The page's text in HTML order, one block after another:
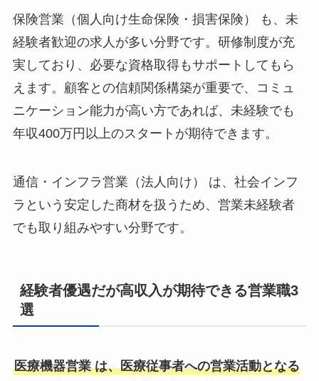
保険営業（個人向け生命保険・損害保険） も、未
経験者歓迎の求人が多い分野です。研修制度が充
実しており、必要な資格取得もサポートしてもら
えます。顧客との信頼関係構築が重要で、コミュ
ニケーション能力が高い方であれば、未経験でも
年収400万円以上のスタートが期待できます。
通信・インフラ営業（法人向け） は、社会インフ
ラという安定した商材を扱うため、営業未経験者
でも取り組みやすい分野です。
経験者優遇だが高収入が期待できる営業職3
選
医療機器営業 は、医療従事者への営業活動となる